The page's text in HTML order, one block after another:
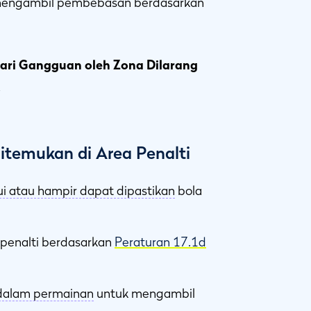
Gangguan oleh Zona Dilarang
di Area Penalti
atau hampir dapat dipastikan bola
berdasarkan Peraturan 17.1d
permainan untuk mengambil